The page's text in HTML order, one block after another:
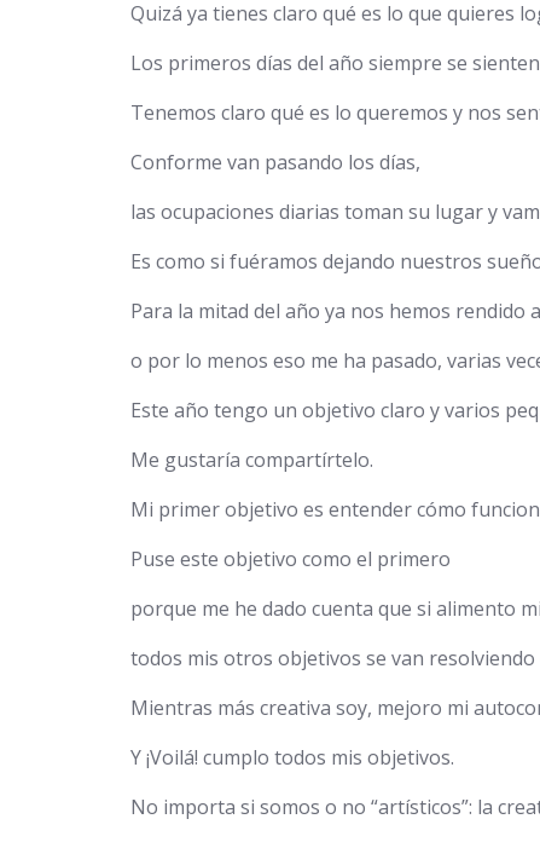
Quizá ya tienes claro qué es lo que quieres
Los primeros días del año siempre se
Tenemos claro qué es lo queremos y nos
Conforme van pasando los días,
las ocupaciones diarias toman su lugar y
Es como si fuéramos dejando nuestros
Para la mitad del año ya nos hemos rendido
o por lo menos eso me ha pasado, varias
Este año tengo un objetivo claro y varios
Me gustaría compartírtelo.
Mi primer objetivo es entender cómo
Puse este objetivo como el primero
porque me he dado cuenta que si alimento
todos mis otros objetivos se van resolviendo
Mientras más creativa soy, mejoro mi
Y ¡Voilá! cumplo todos mis objetivos.
No importa si somos o no “artísticos”: la